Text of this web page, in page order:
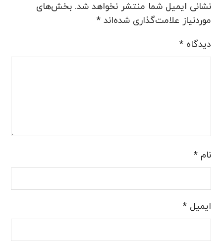
نشانی ایمیل شما منتشر نخواهد شد. بخش‌های
موردنیاز علامت‌گذاری شده‌اند*
دیدگاه*
نام*
ایمیل*